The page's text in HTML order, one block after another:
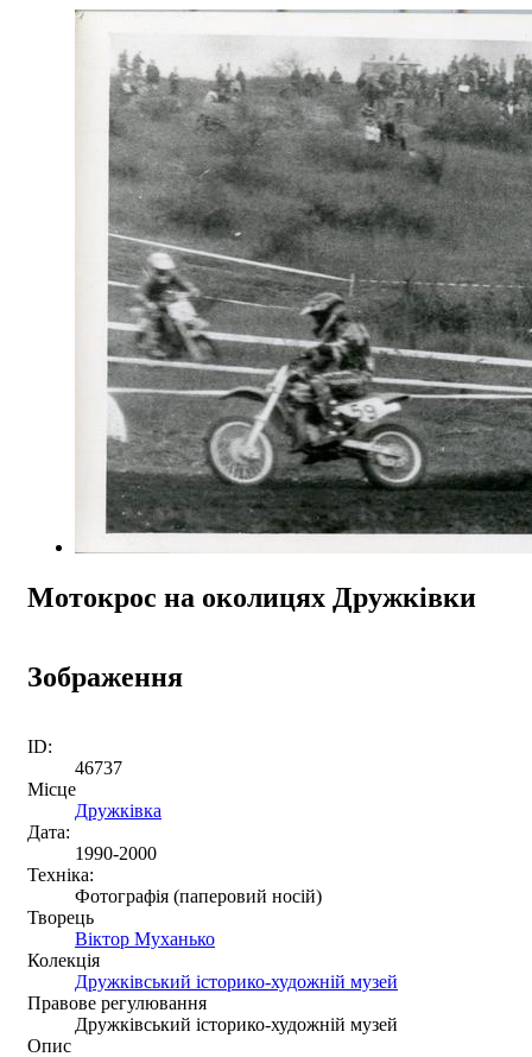
Мотокрос на околицях Дружківки
Зображення
ID:
46737
Місце
Дружківка
Дата:
1990-2000
Техніка:
Фотографія (паперовий носій)
Творець
Віктор Муханько
Колекція
Дружківський історико-художній музей
Правове регулювання
Дружківський історико-художній музей
Опис